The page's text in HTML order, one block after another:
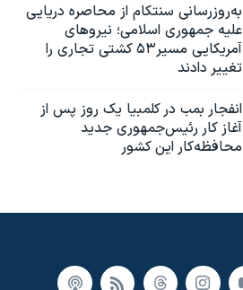
به‌روزرسانی سنتکام از محاصره دریایی
علیه جمهوری اسلامی؛ نیروهای
آمریکایی مسیر۵۳ کشتی تجاری را
تغییر دادند
انفجار بمب‌‌ در کلمبیا یک روز پس از
آغاز کار رئیس‌جمهوری جدید
محافظه‌کار این کشور